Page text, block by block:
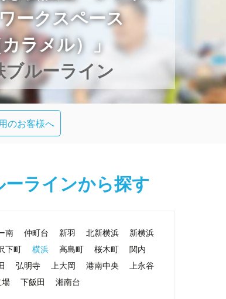
ークスペース
ラメル）」
ルーライン
のお客様へ
ラインから探す
南 仲町台 新羽 北新横浜
新横浜
下町 横浜 高島町 桜木町
関内
弘明寺 上大岡 港南中央
上永谷
場 下飯田 湘南台